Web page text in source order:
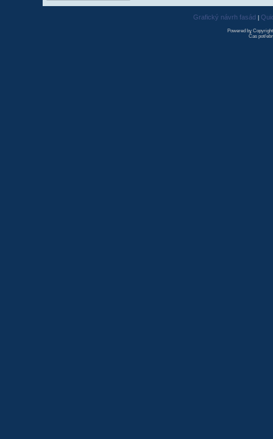
Grafický návrh fasád
Powered by
Čas